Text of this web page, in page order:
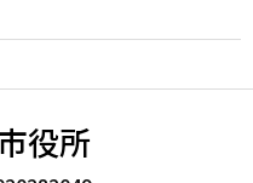
役所